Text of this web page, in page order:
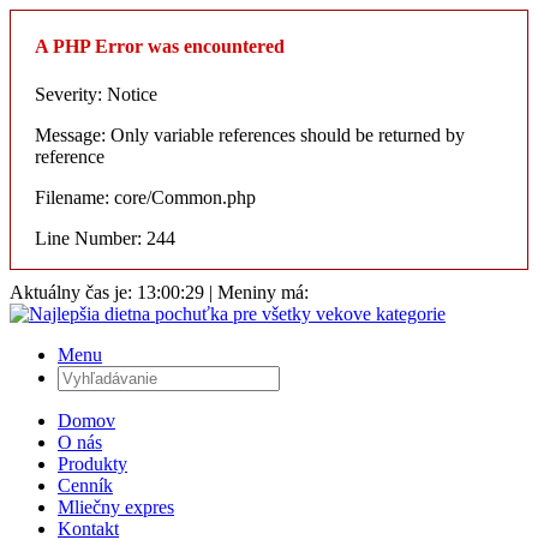
A PHP Error was encountered
Severity: Notice
Message: Only variable references should be returned by
reference
Filename: core/Common.php
Line Number: 244
Aktuálny čas je: 13:00:29 | Meniny má:
Menu
Domov
O nás
Produkty
Cenník
Mliečny expres
Kontakt